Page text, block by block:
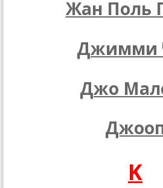
Жан Поль
Джимми
Джо
K